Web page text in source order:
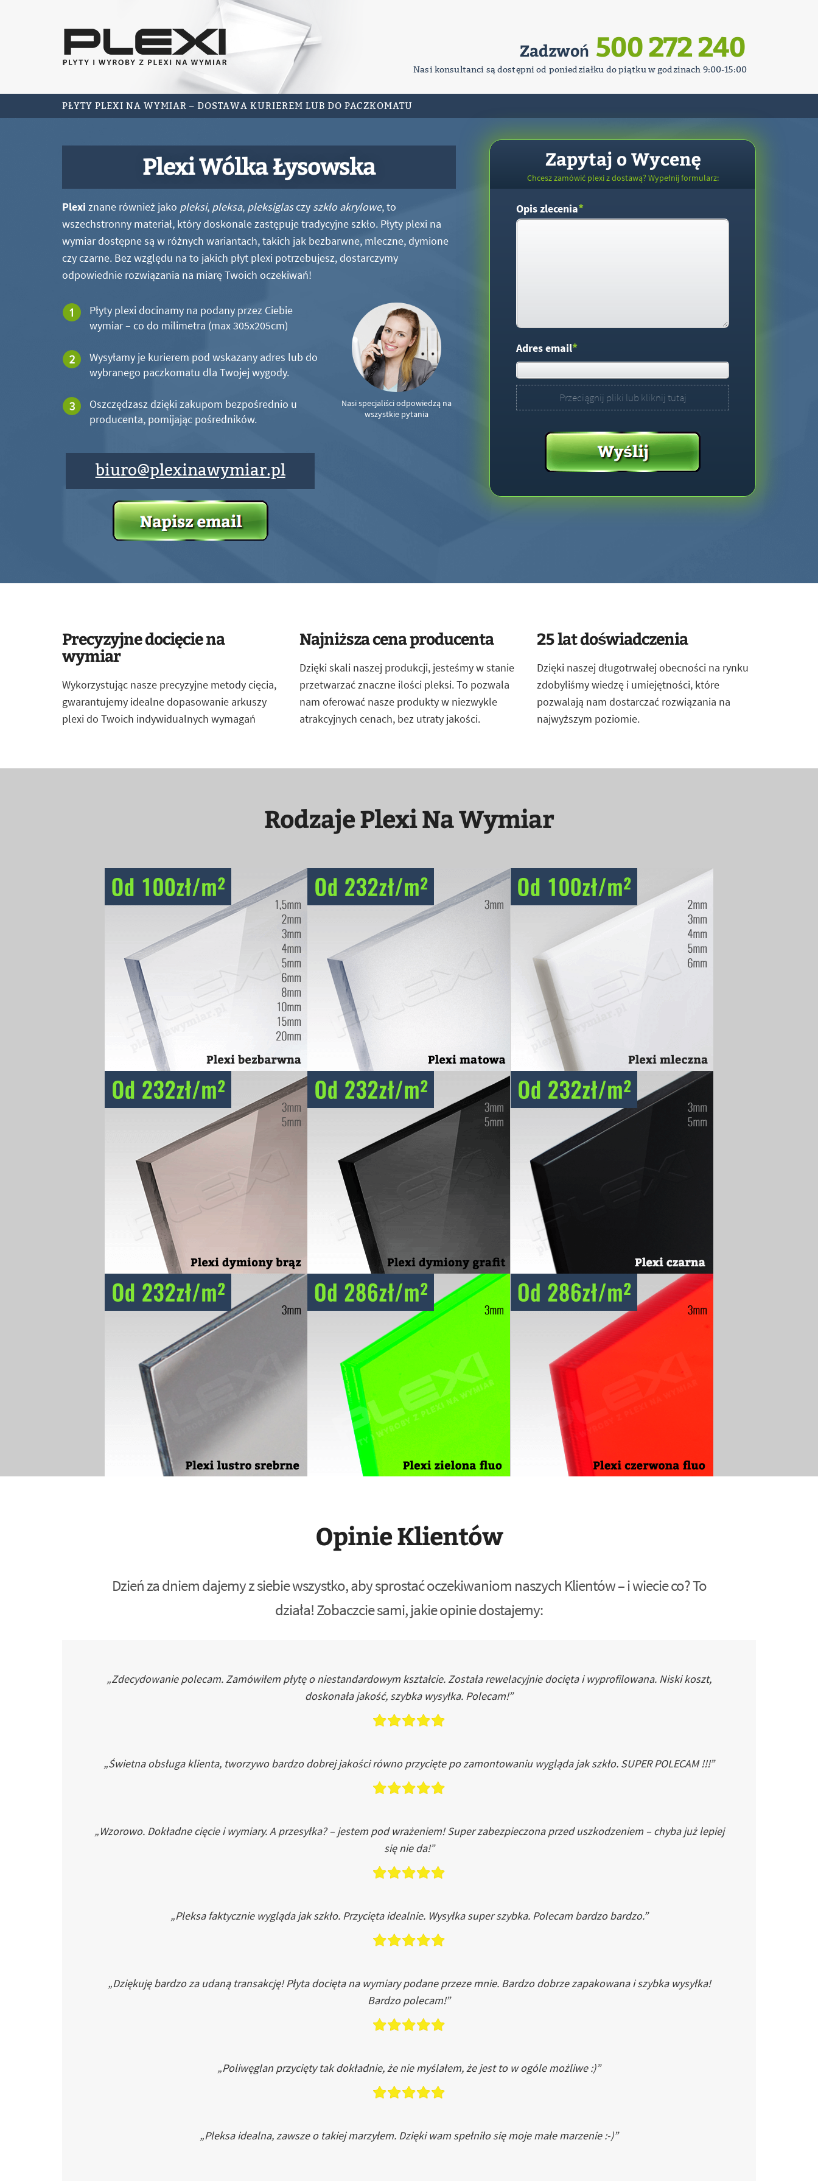
Zadzwoń 500 272 240
Nasi konsultanci są dostępni od poniedziałku do piątku w godzinach 9:00-15:00
PŁYTY PLEXI NA WYMIAR – DOSTAWA KURIEREM LUB DO PACZKOMATU
Plexi Wólka Łysowska
Plexi znane również jako pleksi, pleksa, pleksiglasczy szkło akrylowe, to
wszechstronny materiał, który doskonale zastępuje tradycyjne szkło. Płyty plexi na
wymiar dostępne są w różnych wariantach, takich jak bezbarwne, mleczne, dymione
czy czarne. Bez względu na to jakich płyt plexi potrzebujesz, dostarczymy
odpowiednie rozwiązania na miarę Twoich oczekiwań!
Płyty plexi docinamy na podany przez Ciebie
wymiar – co do milimetra (max 305x205cm)
Wysyłamy je kurierem pod wskazany adres lub do
wybranego paczkomatu dla Twojej wygody.
Oszczędzasz dzięki zakupom bezpośrednio u
producenta, pomijając pośredników.
biuro@plexinawymiar.pl
Nasi specjaliści odpowiedzą na
wszystkie pytania
Zapytaj o Wycenę
Chcesz zamówić plexi z dostawą? Wypełnij formularz:
Opis zlecenia*
Adres email*
Przeciągnij pliki lub kliknij tutaj
Precyzyjne docięcie na
wymiar
Wykorzystując nasze precyzyjne metody cięcia,
gwarantujemy idealne dopasowanie arkuszy
plexi do Twoich indywidualnych wymagań
Najniższa cena producenta
Dzięki skali naszej produkcji, jesteśmy w stanie
przetwarzać znaczne ilości pleksi. To pozwala
nam oferować nasze produkty w niezwykle
atrakcyjnych cenach, bez utraty jakości.
25 lat doświadczenia
Dzięki naszej długotrwałej obecności na rynku
zdobyliśmy wiedzę i umiejętności, które
pozwalają nam dostarczać rozwiązania na
najwyższym poziomie.
Rodzaje Plexi Na Wymiar
Opinie Klientów
Dzień za dniem dajemy z siebie wszystko, aby sprostać oczekiwaniom naszych Klientów – i wiecie co? To
działa! Zobaczcie sami, jakie opinie dostajemy:
„Zdecydowanie polecam. Zamówiłem płytę o niestandardowym kształcie. Została rewelacyjnie docięta i wyprofilowana. Niski koszt,
doskonała jakość, szybka wysyłka. Polecam!”
„Świetna obsługa klienta, tworzywo bardzo dobrej jakości równo przycięte po zamontowaniu wygląda jak szkło. SUPER POLECAM !!!”
„Wzorowo. Dokładne cięcie i wymiary. A przesyłka? – jestem pod wrażeniem! Super zabezpieczona przed uszkodzeniem – chyba już lepiej
się nie da!”
„Pleksa faktycznie wygląda jak szkło. Przycięta idealnie. Wysyłka super szybka. Polecam bardzo bardzo.”
„Dziękuję bardzo za udaną transakcję! Płyta docięta na wymiary podane przeze mnie. Bardzo dobrze zapakowana i szybka wysyłka!
Bardzo polecam!”
„Poliwęglan przycięty tak dokładnie, że nie myślałem, że jest to w ogóle możliwe :)”
„Pleksa idealna, zawsze o takiej marzyłem. Dzięki wam spełniło się moje małe marzenie :-)”